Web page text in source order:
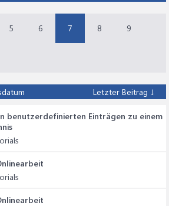
5 6 7 8 9
Letzter Beitrag ↓
benutzerdefinierten Einträgen zu einem